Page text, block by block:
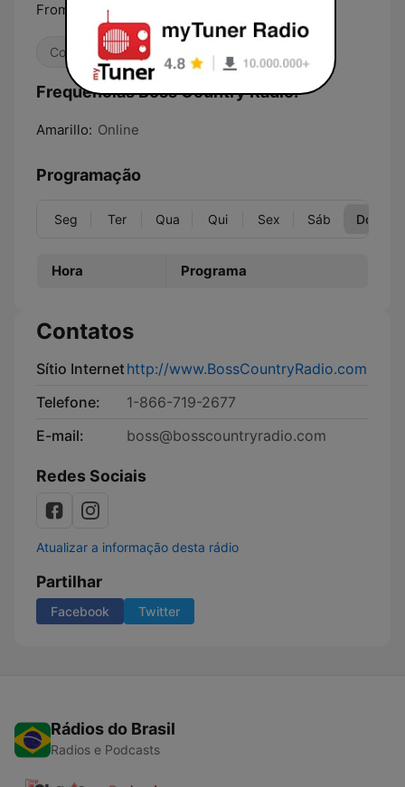
From Hank To Blake
Country
Frequências Boss Country Radio:
Amarillo: Online
Programação
Seg Ter Qua Qui Sex Sáb Dom
Hora Programa
Contatos
Sítio Internethttp://www.BossCountryRadio.com
Telefone:
1-866-719-2677
E-mail:
boss@bosscountryradio.com
Redes Sociais
Atualizar a informação desta rádio
Partilhar
Facebook Twitter
Rádios do Brasil
Radios e Podcasts